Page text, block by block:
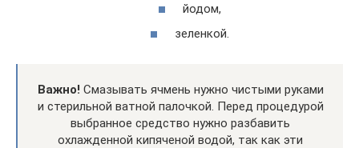
йодом,
зеленкой.
Важно! Смазывать ячмень нужно чистыми руками
и стерильной ватной палочкой. Перед процедурой
выбранное средство нужно разбавить
охлажденной кипяченой водой, так как эти